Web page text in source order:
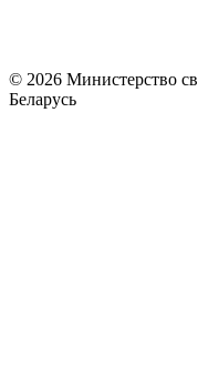
© 2026 Министерство
Беларусь